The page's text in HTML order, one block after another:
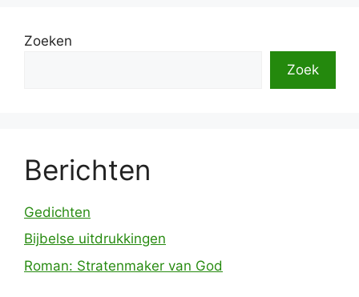
Zoeken
Zoek
Berichten
Gedichten
Bijbelse uitdrukkingen
Roman: Stratenmaker van God